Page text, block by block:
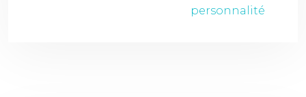
personnalité